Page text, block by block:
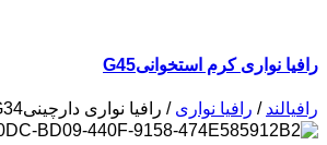
رافیا نواری کرم استخوانیG45
رافیالند / رافیا نواری / رافیا نواری دارچینیG34